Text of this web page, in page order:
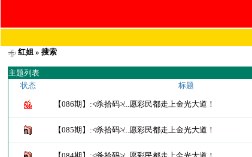
红姐 » 搜索
主题列表
状态
标题
【086期】:≮杀拾码≯...愿彩民都走上金光大道！
【085期】:≮杀拾码≯...愿彩民都走上金光大道！